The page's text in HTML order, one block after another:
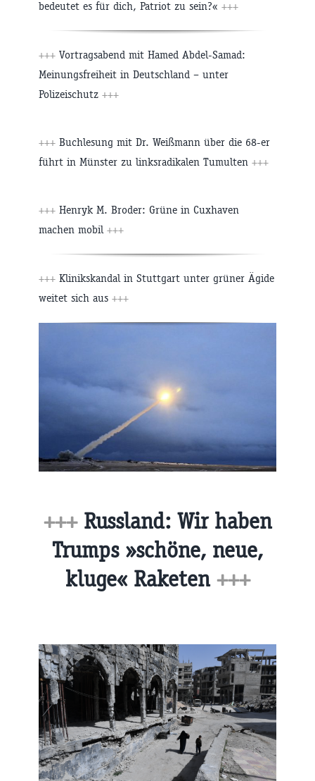
bedeutet es für dich, Patriot zu sein?« +++
+++ Vortragsabend mit Hamed Abdel-Samad:
Meinungsfreiheit in Deutschland – unter
Polizeischutz +++
+++ Buchlesung mit Dr. Weißmann über die 68-er
führt in Münster zu linksradikalen Tumulten +++
+++ Henryk M. Broder: Grüne in Cuxhaven
machen mobil +++
+++ Klinikskandal in Stuttgart unter grüner Ägide
weitet sich aus +++
+++ Russland: Wir haben
Trumps »schöne, neue,
kluge« Raketen +++